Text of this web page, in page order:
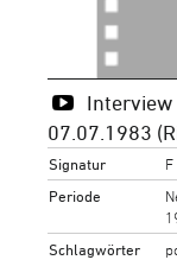
Interview
07.07.1983
Signatur
Periode
Schlagwörter